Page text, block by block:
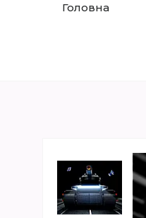
Головна